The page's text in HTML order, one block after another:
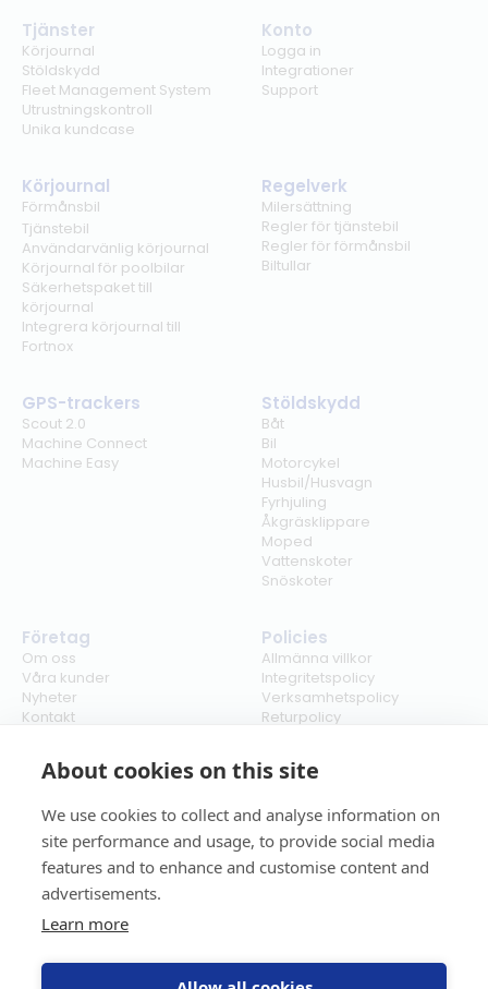
About cookies on this site
We use cookies to collect and analyse information on
site performance and usage, to provide social media
features and to enhance and customise content and
advertisements.
Learn more
Tjänster
Körjournal
Stöldskydd
Fleet Management System
Utrustningskontroll
Unika kundcase
Konto
Logga in
Integrationer
Support
Körjournal
Förmånsbil
Tjänstebil
Användarvänlig körjournal
Körjournal för poolbilar
Säkerhetspaket till
körjournal
Integrera körjournal till
Fortnox
Regelverk
Milersättning
Regler för tjänstebil
Regler för förmånsbil
Biltullar
GPS-trackers
Scout 2.0
Machine Connect
Machine Easy
Stöldskydd
Båt
Bil
Motorcykel
Husbil/Husvagn
Fyrhjuling
Åkgräsklippare
Moped
Vattenskoter
Snöskoter
Företag
Om oss
Våra kunder
Nyheter
Kontakt
Policies
Allmänna villkor
Integritetspolicy
Verksamhetspolicy
Returpolicy
Cookies